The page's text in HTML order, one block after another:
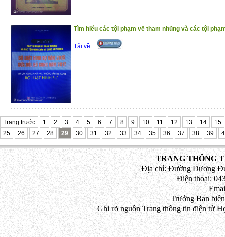
Tìm hiểu các tội phạm về tham nhũng và các tội
Tải về:
Trang trước 1 2 3 4 5 6 7 8 9 10 11 12 13 14
15
25
26 27 28 29 30 31 32 33 34 35 36 37 38 39
TRANG THÔNG
Địa chỉ: Đường Dương
Điện thoại:
Trưởng Ban
Ghi rõ nguồn Trang thông tin điện tử